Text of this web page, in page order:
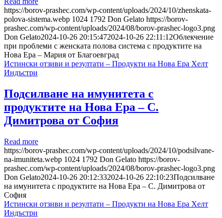
https://borov-prashec.com/wp-content/uploads/2024/10/zhenskata-
polova-sistema.webp 1024 1792 Don Gelato https://borov-
prashec.com/wp-content/uploads/2024/08/borov-prashec-logo3.png
Don Gelato2024-10-26 20:15:472024-10-26 22:11:12Облекчение
при проблеми с женската полова система с продуктите на
Нова Ера – Мария от Благоевград
Истински отзиви и резултати – Продукти на Нова Ера Хелт
Индъстри
Подсилване на имунитета с
продуктите на Нова Ера – С.
Димитрова от София
Read more
https://borov-prashec.com/wp-content/uploads/2024/10/podsilvane-
na-imuniteta.webp 1024 1792 Don Gelato https://borov-
prashec.com/wp-content/uploads/2024/08/borov-prashec-logo3.png
Don Gelato2024-10-26 20:12:332024-10-26 22:10:23Подсилване
на имунитета с продуктите на Нова Ера – С. Димитрова от
София
Истински отзиви и резултати – Продукти на Нова Ера Хелт
Индъстри